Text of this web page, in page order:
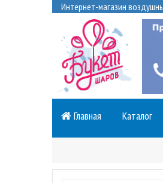
Интернет-магазин
Главная Каталог